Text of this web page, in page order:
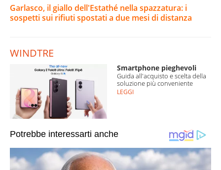
Garlasco, il giallo dell'Estathé nella spazzatura: i
sospetti sui rifiuti spostati a due mesi di distanza
WINDTRE
Smartphone pieghevoli
Guida all'acquisto e scelta della
soluzione più conveniente
LEGGI